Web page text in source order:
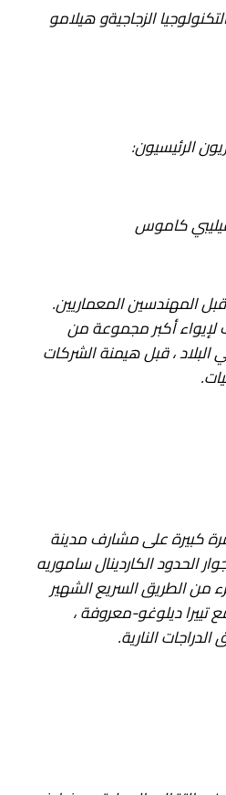
الزجاجيةوهيلامو
الرئيسيون:
كاموس
المهندسين المعماريين.
أكبر مجموعة من
البلاد ، قبل هيمنة الشركات
كبيرة على مشارف مدينة
الحدود الكاردينال ساموريه
من الطريق السريع الشهير
تييرا ديلوغو-معروفة ،
النارية.